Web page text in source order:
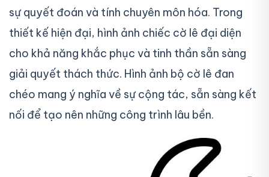
sự quyết đoán và tính chuyên môn hóa. Trong
thiết kế hiện đại, hình ảnh chiếc cờ lê đại diện
cho khả năng khắc phục và tinh thần sẵn sàng
giải quyết thách thức. Hình ảnh bộ cờ lê đan
chéo mang ý nghĩa về sự cộng tác, sẵn sàng kết
nối để tạo nên những công trình lâu bền.